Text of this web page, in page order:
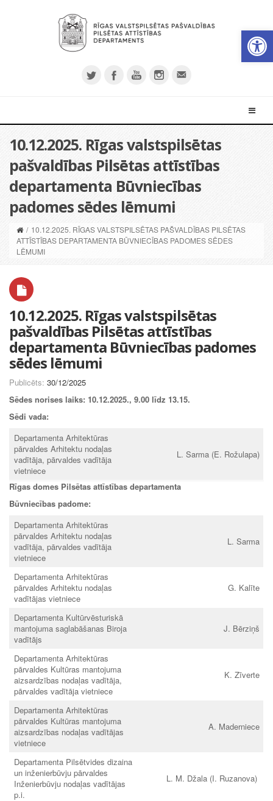
10.12.2025. Rīgas valstspilsētas
pašvaldības Pilsētas attīstības
departamenta Būvniecības
padomes sēdes lēmumi
/ 10.12.2025. RĪGAS VALSTSPILSĒTAS PAŠVALDĪBAS PILSĒTAS
ATTĪSTĪBAS DEPARTAMENTA BŪVNIECĪBAS PADOMES SĒDES
LĒMUMI
10.12.2025. Rīgas valstspilsētas
pašvaldības Pilsētas attīstības
departamenta Būvniecības padomes
sēdes lēmumi
Publicēts: 30/12/2025
Sēdes norises laiks: 10.12.2025., 9.00 līdz 13.15.
Sēdi vada:
Departamenta Arhitektūras
pārvaldes Arhitektu nodaļas
vadītāja, pārvaldes vadītāja
vietniece
L. Sarma (E. Rožulapa)
Rīgas domes Pilsētas attīstības departamenta
Būvniecības padome:
Departamenta Arhitektūras
pārvaldes Arhitektu nodaļas
vadītāja, pārvaldes vadītāja
vietniece
L. Sarma
Departamenta Arhitektūras
pārvaldes Arhitektu nodaļas
vadītājas vietniece
G. Kalīte
Departamenta Kultūrvēsturiskā
mantojuma saglabāšanas Biroja
vadītājs
J. Bērziņš
Departamenta Arhitektūras
pārvaldes Kultūras mantojuma
aizsardzības nodaļas vadītāja,
pārvaldes vadītāja vietniece
K. Zīverte
Departamenta Arhitektūras
pārvaldes Kultūras mantojuma
aizsardzības nodaļas vadītājas
vietniece
A. Maderniece
Departamenta Pilsētvides dizaina
un inženierbūvju pārvaldes
Inženierbūvju nodaļas vadītājas
p.i.
L. M. Džala (I. Ruzanova)